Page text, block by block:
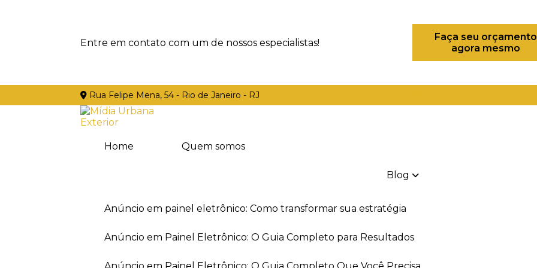
Entre em contato com um de nossos especialistas!
Faça seu orçamento
agora mesmo
Rua Felipe Mena, 54 - Rio de Janeiro - RJ
Home Quem somos
Blog
Anúncio em painel eletrônico: Como transformar sua estratégia
Anúncio em Painel Eletrônico: O Guia Completo para Resultados